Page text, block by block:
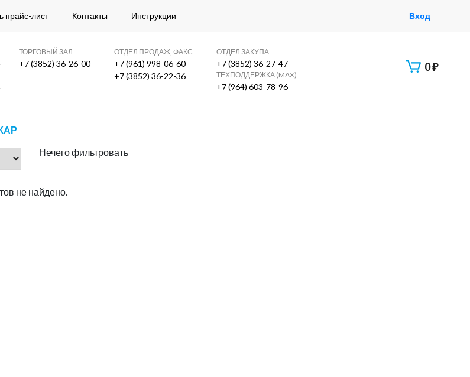
прайс-лист Контакты Инструкции Вход
ТОРГОВЫЙ ЗАЛ
+7 (3852) 36-26-00
ОТДЕЛ ПРОДАЖ, ФАКС
+7 (961) 998-06-60
+7 (3852) 36-22-36
ОТДЕЛ ЗАКУПА
+7 (3852) 36-27-47
ТЕХПОДДЕРЖКА (MAX)
+7 (964) 603-78-96
0₽
Нечего фильтровать
не найдено.